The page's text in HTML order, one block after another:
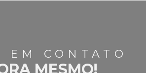
EM CONTATO
MESMO!